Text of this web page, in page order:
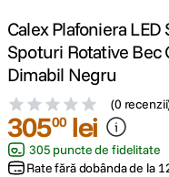
4 peak design
5. canon sx740 hs
6. lavaliera
sony fx
Calex Plafoniera
Spoturi Rotative Bec
Dimabil Negru
(0 recenzii
30500 lei
305 puncte de fidelitate
Rate fără dobânda de la